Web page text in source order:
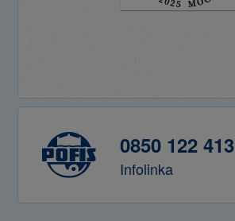
0850 122 413
Infolinka